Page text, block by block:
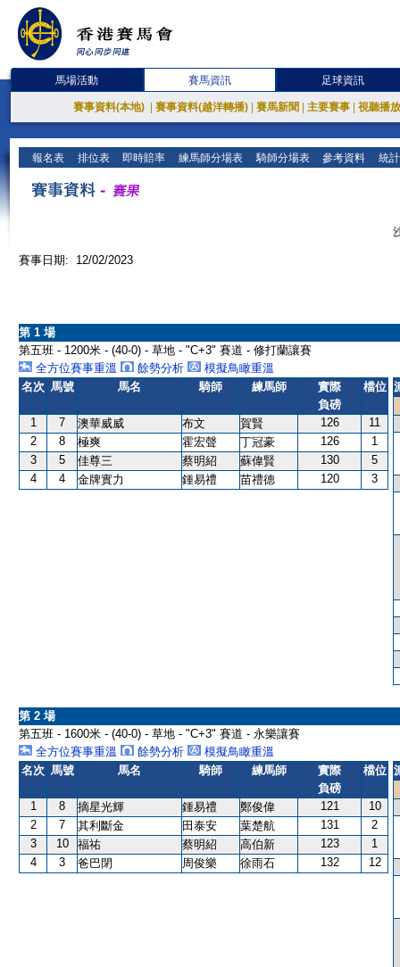
馬場活動 賽馬資訊 足球資訊
賽事資料(本地) 賽事資料(越洋轉播) 賽馬新聞 主要賽事 視聽播
報名表 排位表 即時賠率 練馬師分場表 騎師分場表 參考資料 統
賽事日期: 12/02/2023
第 1 場
第五班 - 1200米 - (40-0) - 草地 - "C+3" 賽道 - 修打蘭讓賽
全方位賽事重溫
餘勢分析
模擬鳥瞰重溫
名次 馬號 馬名 騎師 練馬師
實際
負磅
檔位
1 7 澳華威威 布文 賀賢 126
11
2
8 極爽 霍宏聲 丁冠豪 126
1
3
5 佳尊三 蔡明紹 蘇偉賢 130
5
4
4 金牌實力 鍾易禮 苗禮德 120 3
第 2 場
第五班 - 1600米 - (40-0) - 草地 - "C+3" 賽道 - 永樂讓賽
全方位賽事重溫
餘勢分析
模擬鳥瞰重溫
名次 馬號 馬名 騎師 練馬師
實際
負磅
檔位
1 8 摘星光輝 鍾易禮 鄭俊偉 121
10
2
7 其利斷金 田泰安 葉楚航 131
2
3
10 福祐 蔡明紹 高伯新 123
1
4
3 爸巴閉 周俊樂 徐雨石 132 12